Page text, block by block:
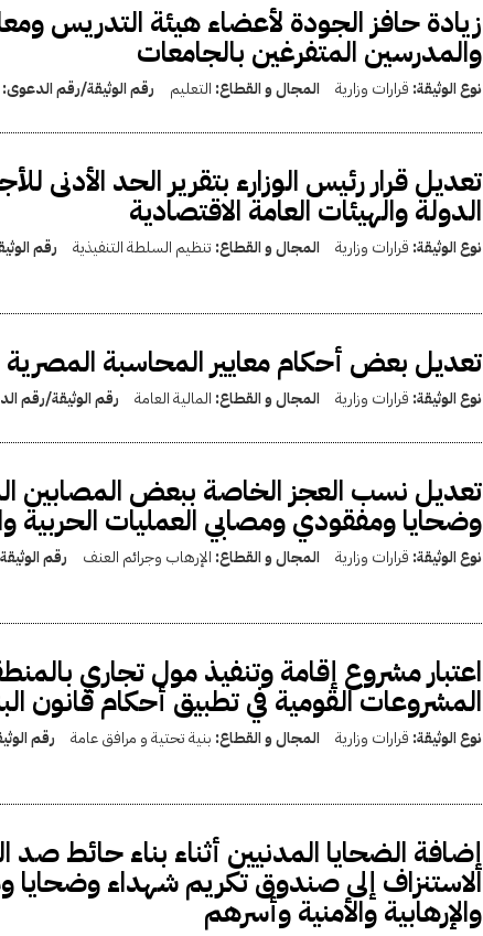
زيادة حافز الجودة لأعضاء هيئة التدريس
والمدرسين المتفرغين بالجامعات
نوع الوثيقة: قرارات وزارية المجال و القطاع: التعليم رقم الوثيقة/رقم
تعديل قرار رئيس الوزارء بتقرير الحد الأدنى
الدولة والهيئات العامة الاقتصادية
نوع الوثيقة: قرارات وزارية المجال و القطاع: تنظيم السلطة التنفيذية رقم
تعديل بعض أحكام معايير المحاسبة المصرية
نوع الوثيقة: قرارات وزارية المجال و القطاع: المالية العامة رقم الوثيقة/رقم
تعديل نسب العجز الخاصة ببعض المصابين
وضحايا ومفقودي ومصابي العمليات الحربية
نوع الوثيقة: قرارات وزارية المجال و القطاع: الإرهاب وجرائم العنف رقم
اعتبار مشروع إقامة وتنفيذ مول تجاري
المشروعات القومية في تطبيق أحكام قانون
نوع الوثيقة: قرارات وزارية المجال و القطاع: بنية تحتية و مرافق عامة رقم
إضافة الضحايا المدنيين أثناء بناء حائط
الاستنزاف إلى صندوق تكريم شهداء وضحايا
والإرهابية والأمنية وأسرهم